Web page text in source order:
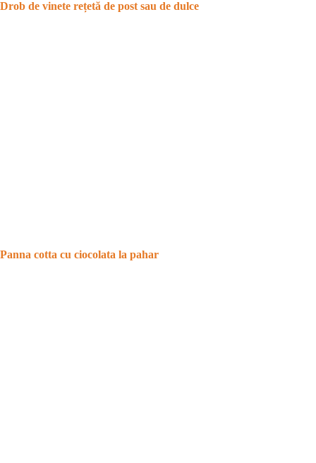
Drob de vinete rețetă de post sau de dulce
Panna cotta cu ciocolata la pahar